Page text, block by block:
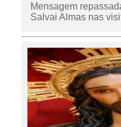
Mensagem
Salvai Almas nas